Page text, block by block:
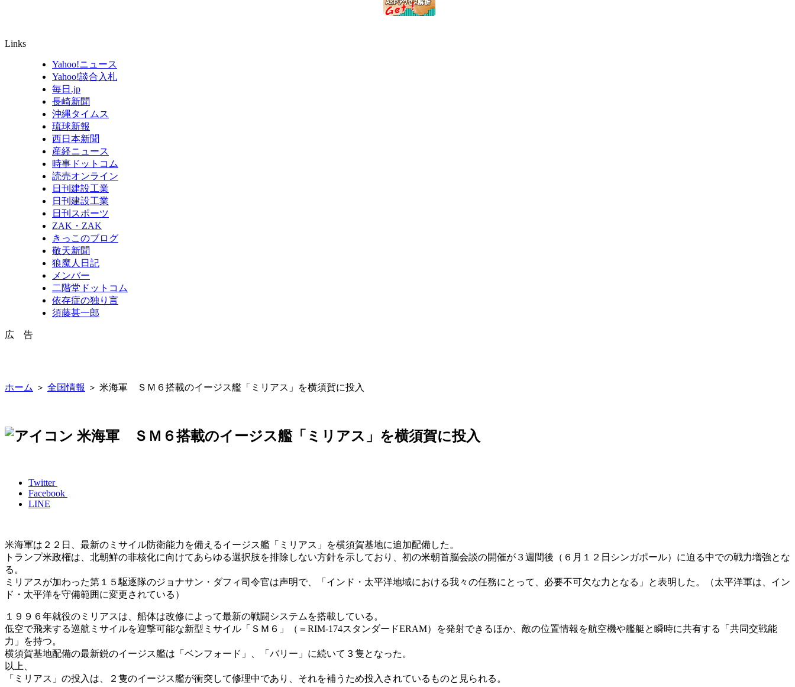
Links
Yahoo!ニュース
Yahoo!談合入札
毎日.jp
長崎新聞
沖縄タイムス
琉球新報
西日本新聞
産経ニュース
時事ドットコム
読売オンライン
日刊建設工業
日刊建設工業
日刊スポーツ
ZAK・ZAK
きっこのブログ
敬天新聞
狼魔人日記
メンバー
二階堂ドットコム
依存症の独り言
須藤甚一郎
広 告
ホーム ＞ 全国情報 ＞ 米海軍 ＳＭ６搭載のイージス艦「ミリアス」を横須賀に投入
米海軍 ＳＭ６搭載のイージス艦「ミリアス」を横須賀に投入
Twitter
Facebook
LINE
米海軍は２２日、最新のミサイル防衛能力を備えるイージス艦「ミリアス」を横須賀基地に追加配備した。
トランプ米政権は、北朝鮮の非核化に向けてあらゆる選択肢を排除しない方針を示しており、初の米朝首脳会談の開催が３週間後（６月１２日シンガポール）に迫る中での戦力増強とな
る。
ミリアスが加わった第１５駆逐隊のジョナサン・ダフィ司令官は声明で、「インド・太平洋地域における我々の任務にとって、必要不可欠な力となる」と表明した。（太平洋軍は、イン
ド・太平洋を守備範囲に変更されている）
１９９６年就役のミリアスは、船体は改修によって最新の戦闘システムを搭載している。
低空で飛来する巡航ミサイルを迎撃可能な新型ミサイル「ＳＭ６」（＝RIM-174スタンダードERAM）を発射できるほか、敵の位置情報を航空機や艦艇と瞬時に共有する「共同交戦能
力」を持つ。
横須賀基地配備の最新鋭のイージス艦は「ベンフォード」、「バリー」に続いて３隻となった。
以上、
「ミリアス」の投入は、２隻のイージス艦が衝突して修理中であり、それを補うため投入されているものと見られる。